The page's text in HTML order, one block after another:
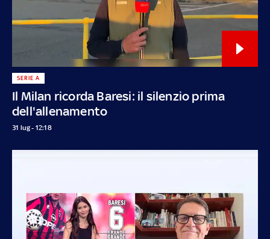
Il Milan ricorda Baresi: il silenzio prima
dell'allenamento
SERIE A
31 lug - 12:18